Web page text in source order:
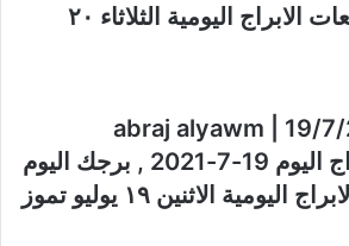
اليوم الثلاثاء , توقعات الابراج اليومية الثلاثاء ٢٠
حظك اليوم 19/7/2021 | abraj alyawm
19/7/2021 , ابراج اليوم 19-7-2021 , برجك اليوم
الاثنين , توقعات الابراج اليومية الاثنين ١٩ يوليو تموز